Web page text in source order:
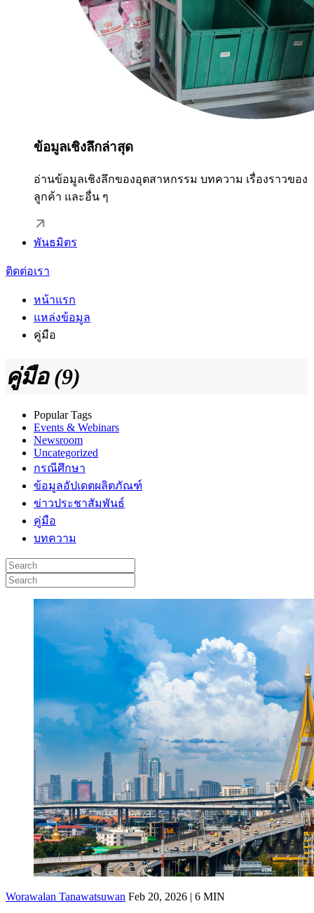
ข้อมูลเชิงลึกล่าสุด
อ่านข้อมูลเชิงลึกของอุตสาหกรรม บทความ เรื่องราวของ
ลูกค้า และอื่น ๆ
พันธมิตร
ติดต่อเรา
หน้าแรก
แหล่งข้อมูล
คู่มือ
คู่มือ (9)
Popular Tags
Events & Webinars
Newsroom
Uncategorized
กรณีศึกษา
ข้อมูลอัปเดตผลิตภัณฑ์
ข่าวประชาสัมพันธ์
คู่มือ
บทความ
Worawalan Tanawatsuwan Feb 20, 2026 | 6 MIN